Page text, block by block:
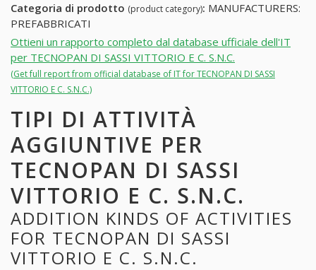
Categoria di prodotto (product category): MANUFACTURERS:
PREFABBRICATI
Ottieni un rapporto completo dal database ufficiale dell'IT
per TECNOPAN DI SASSI VITTORIO E C. S.N.C.
(Get full report from official database of IT for TECNOPAN DI SASSI
VITTORIO E C. S.N.C.)
TIPI DI ATTIVITÀ
AGGIUNTIVE PER
TECNOPAN DI SASSI
VITTORIO E C. S.N.C.
ADDITION KINDS OF ACTIVITIES
FOR TECNOPAN DI SASSI
VITTORIO E C. S.N.C.